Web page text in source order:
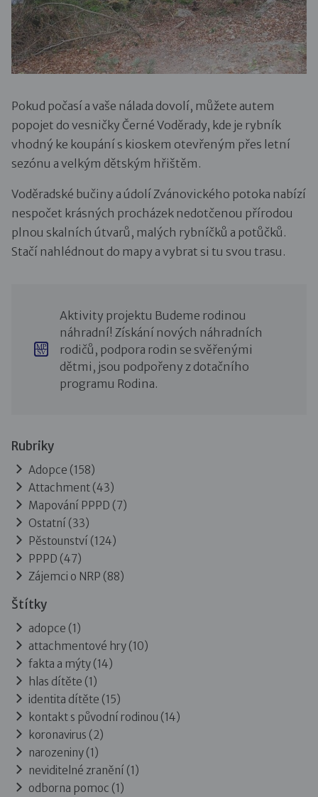
Pokud počasí a vaše nálada dovolí, můžete autem
popojet do vesničky Černé Voděrady, kde je rybník
vhodný ke koupání s kioskem otevřeným přes letní
sezónu a velkým dětským hřištěm.
Voděradské bučiny a údolí Zvánovického potoka nabízí
nespočet krásných procházek nedotčenou přírodou
plnou skalních útvarů, malých rybníčků a potůčků.
Stačí nahlédnout do mapy a vybrat si tu svou trasu.
Aktivity projektu Budeme rodinou
náhradní! Získání nových náhradních
rodičů, podpora rodin se svěřenými
dětmi, jsou podpořeny z dotačního
programu Rodina.
Rubriky
Adopce (158)
Attachment (43)
Mapování PPPD (7)
Ostatní (33)
Pěstounství (124)
PPPD (47)
Zájemci o NRP (88)
Štítky
adopce (1)
attachmentové hry (10)
fakta a mýty (14)
hlas dítěte (1)
identita dítěte (15)
kontakt s původní rodinou (14)
koronavirus (2)
narozeniny (1)
neviditelné zranění (1)
odborna pomoc (1)